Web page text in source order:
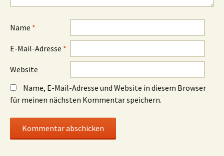
Name *
E-Mail-Adresse *
Website
Name, E-Mail-Adresse und Website in diesem Browser
für meinen nächsten Kommentar speichern.